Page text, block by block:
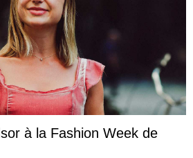
à la Fashion Week de